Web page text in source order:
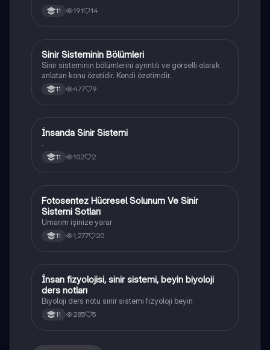
11 191 14
Biyoloji
Sinir Sisteminin Bölümleri
Sinir sisteminin bölümlerini ayrıntılı ve görselli olarak
anlatan konu özetidir. Kendi özetimdir.
11 477 9
Biyoloji
İnsanda Sinir Sistemi
.
11 102 2
Biyoloji
Fotosentez Hücresel Solunum Ve Sinir
Sistemi Sotları
Umarım işinize yarar
11 1,277 20
Biyoloji
İnsan fizyolojisi, sinir sistemi, beyin biyoloji
ders notları
Biyoloji ders notu sinir sistemi fizyoloji beyin
11 285 5